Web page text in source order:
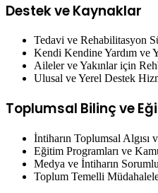
Destek ve Kaynaklar
Tedavi ve Rehabilitasyon
Kendi Kendine Yardım ve
Aileler ve Yakınlar için
Ulusal ve Yerel Destek
Toplumsal Bilinç ve
İntiharın Toplumsal Algısı
Eğitim Programları ve
Medya ve İntiharın
Toplum Temelli